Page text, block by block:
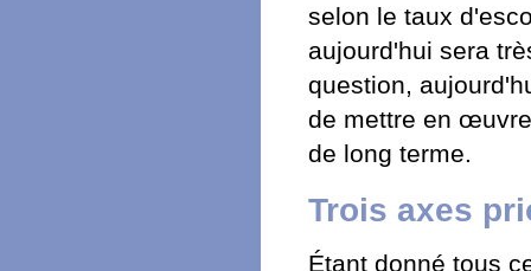
selon le taux
aujourd'hui sera
question,
de mettre en
de long terme.
Trois axes
Étant donné tous